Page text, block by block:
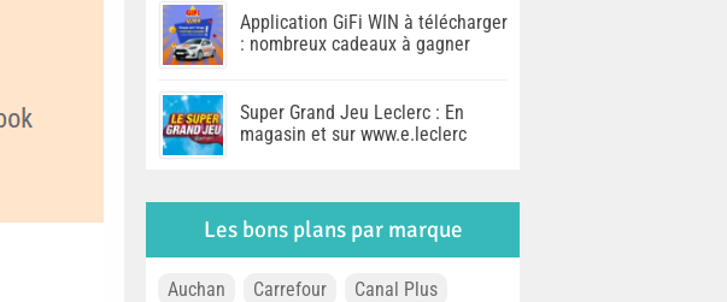
Application GiFi WIN à télécharger
: nombreux cadeaux à gagner
Super Grand Jeu Leclerc : En
magasin et sur www.e.leclerc
Les bons plans par marque
Auchan Carrefour
Canal Plus